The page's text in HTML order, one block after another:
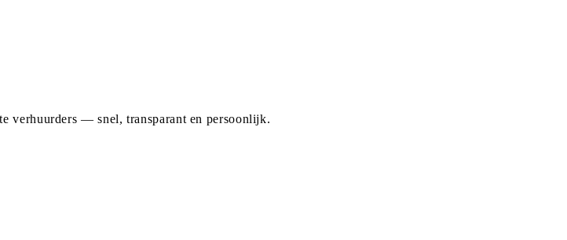
verhuurders — snel, transparant en persoonlijk.